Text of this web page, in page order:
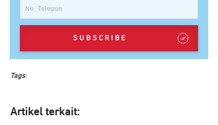
SUBSCRIBE
Tags:
Artikel terkait: